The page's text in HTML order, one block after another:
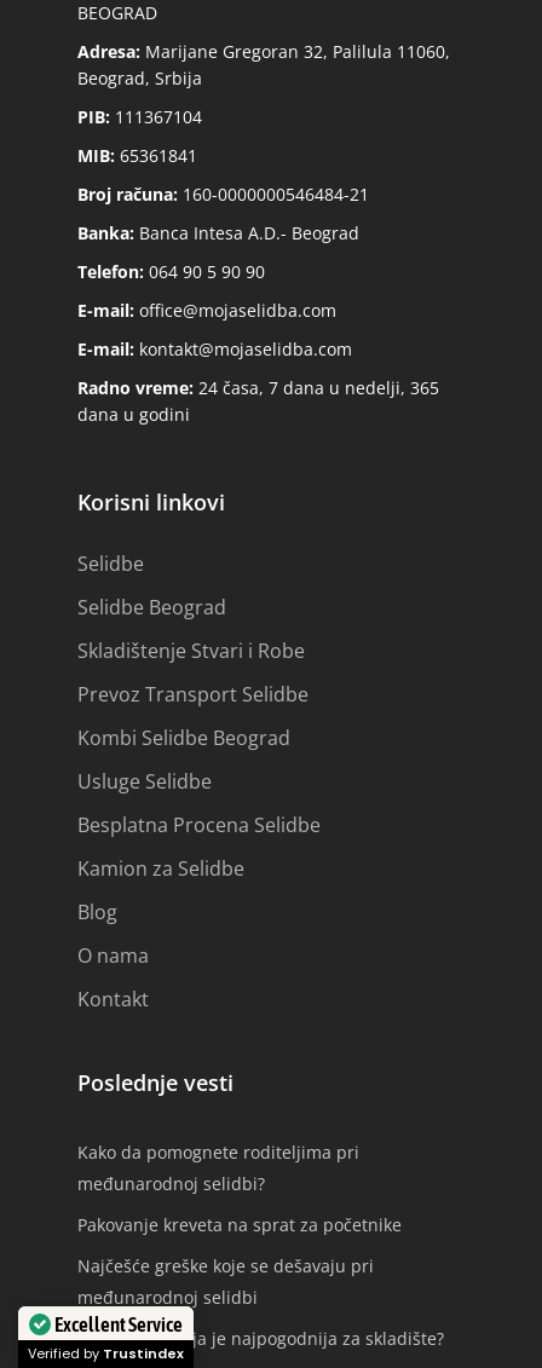
BEOGRAD
Adresa: Marijane Gregoran 32, Palilula 11060,
Beograd, Srbija
PIB: 111367104
MIB: 65361841
Broj računa: 160-0000000546484-21
Banka: Banca Intesa A.D.- Beograd
Telefon: 064 90 5 90 90
E-mail: office@mojaselidba.com
E-mail: kontakt@mojaselidba.com
Radno vreme: 24 časa, 7 dana u nedelji, 365
dana u godini
Korisni linkovi
Selidbe
Selidbe Beograd
Skladištenje Stvari i Robe
Prevoz Transport Selidbe
Kombi Selidbe Beograd
Usluge Selidbe
Besplatna Procena Selidbe
Kamion za Selidbe
Blog
O nama
Kontakt
Poslednje vesti
Kako da pomognete roditeljima pri
međunarodnoj selidbi?
Pakovanje kreveta na sprat za početnike
Najčešće greške koje se dešavaju pri
međunarodnoj selidbi
Koja vrsta kutija je najpogodnija za skladište?
Excellent Service
Verified by Trustindex